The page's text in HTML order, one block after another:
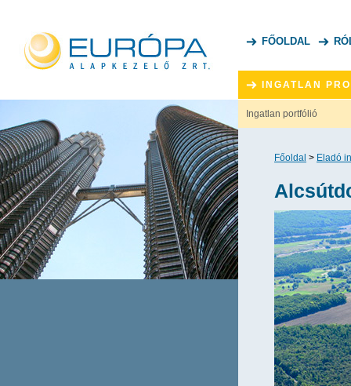
FŐOLDAL
INGATLAN
Ingatlan portfólió
Főoldal > Eladó